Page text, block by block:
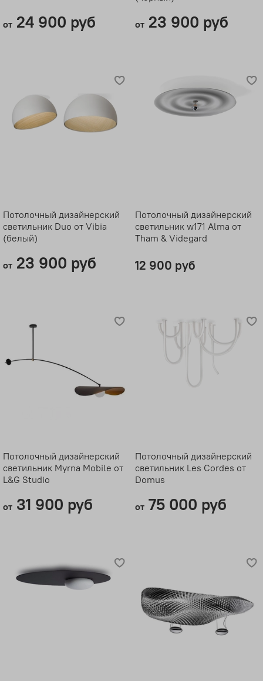
от24 900 руб от23 900 руб
Потолочный дизайнерский
светильник Duo от Vibia
(белый)
от23 900 руб
Потолочный дизайнерский
светильник w171 Alma от
Tham & Videgard
12 900 руб
Потолочный дизайнерский
светильник Myrna Mobile от
L&G Studio
от31 900 руб
Потолочный дизайнерский
светильник Les Cordes от
Domus
от75 000 руб